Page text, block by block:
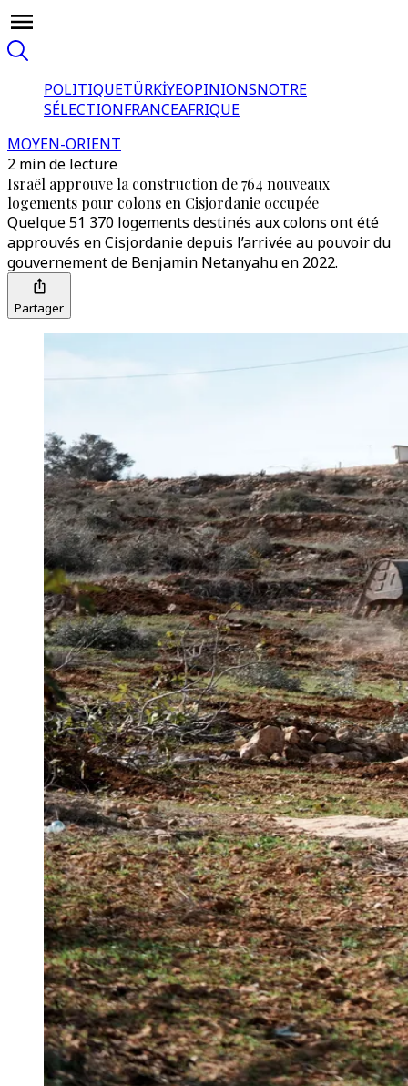
POLITIQUETÜRKİYEOPINIONSNOTRE
SÉLECTIONFRANCEAFRIQUE
MOYEN-ORIENT
2 min de lecture
Israël approuve la construction de 764 nouveaux
logements pour colons en Cisjordanie occupée
Quelque 51 370 logements destinés aux colons ont été
approuvés en Cisjordanie depuis l’arrivée au pouvoir du
gouvernement de Benjamin Netanyahu en 2022.
Partager